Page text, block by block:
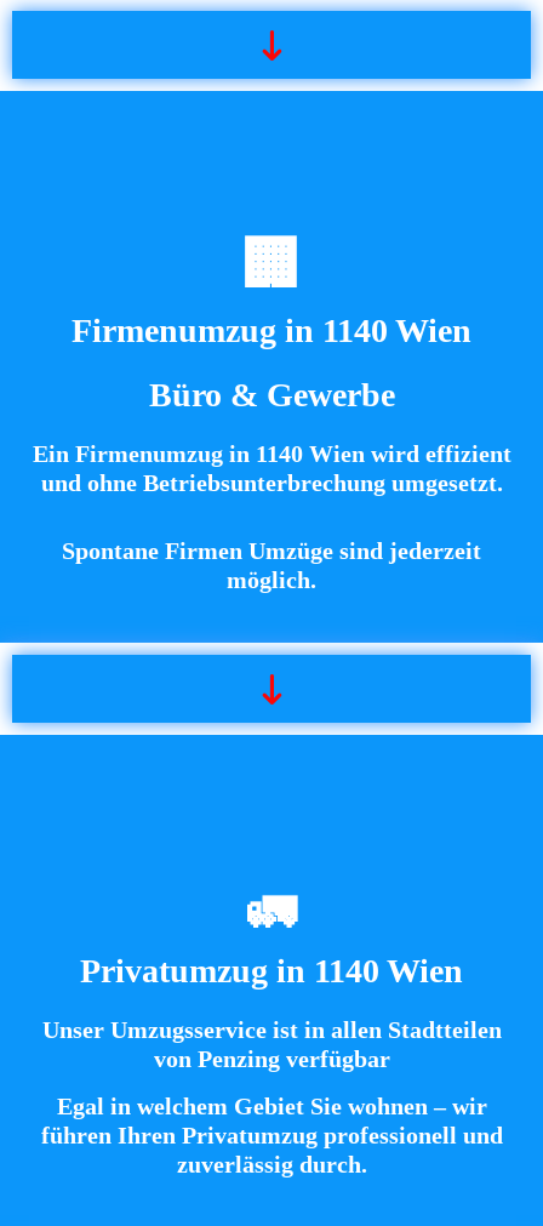
🏢
Firmenumzug in 1140 Wien
Büro & Gewerbe
Ein Firmenumzug in 1140 Wien wird effizient
und ohne Betriebsunterbrechung umgesetzt.
Spontane Firmen Umzüge sind jederzeit
möglich.
🚛
Privatumzug in 1140 Wien
Unser Umzugsservice ist in allen Stadtteilen
von Penzing verfügbar
Egal in welchem Gebiet Sie wohnen – wir
führen Ihren Privatumzug professionell und
zuverlässig durch.